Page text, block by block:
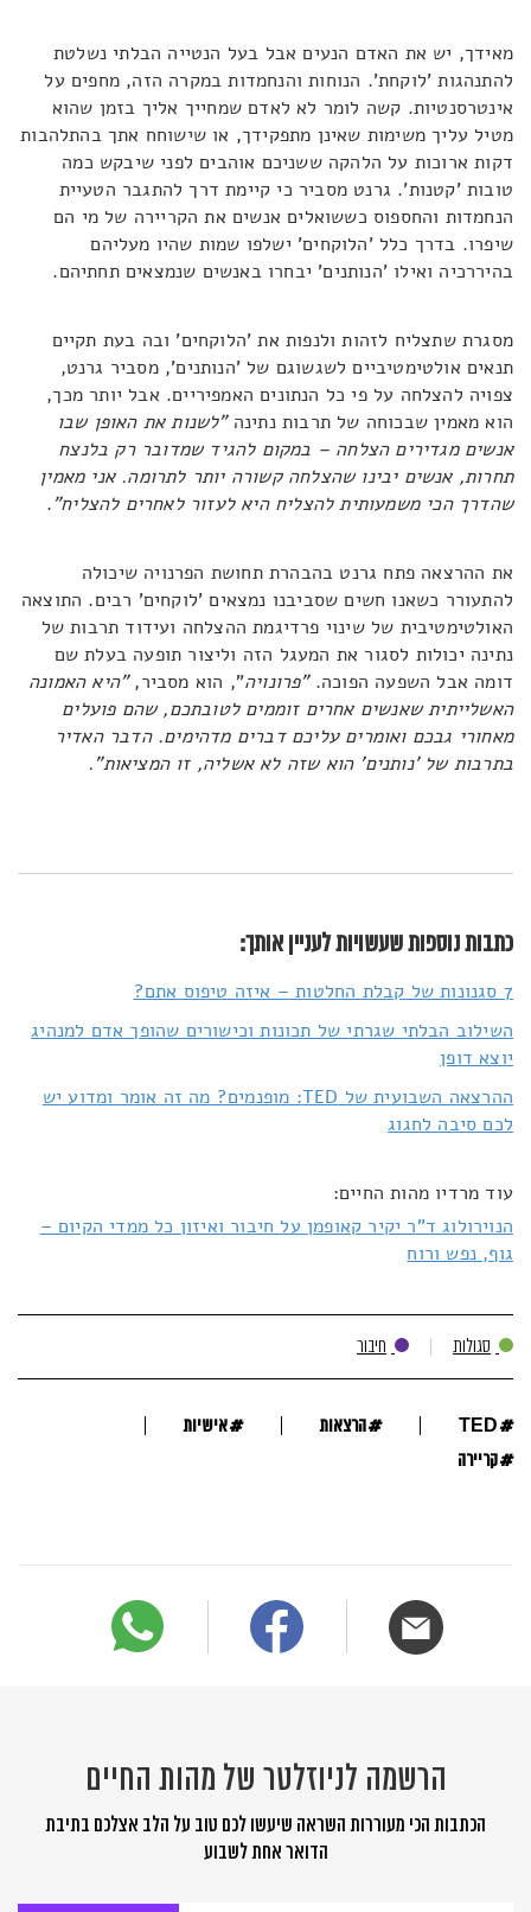
מאידך, יש את האדם הנעים אבל בעל הנטייה הבלתי נשלטת
להתנהגות 'לוקחת'. הנוחות והנחמדות במקרה הזה, מחפים על
אינטרסנטיות. קשה לומר לא לאדם שמחייך אליך בזמן שהוא
מטיל עליך משימות שאינן מתפקידך, או שישוחח אתך בהתלהבות
דקות ארוכות על הלהקה ששניכם אוהבים לפני שיבקש כמה
טובות 'קטנות'. גרנט מסביר כי קיימת דרך להתגבר הטעיית
הנחמדות והחספוס כששואלים אנשים את הקריירה של מי הם
שיפרו. בדרך כלל 'הלוקחים' ישלפו שמות שהיו מעליהם
בהיררכיה ואילו 'הנותנים' יבחרו באנשים שנמצאים תחתיהם.
מסגרת שתצליח לזהות ולנפות את 'הלוקחים' ובה בעת תקיים
תנאים אולטימטיביים לשגשוגם של 'הנותנים', מסביר גרנט,
צפויה להצלחה על פי כל הנתונים האמפיריים. אבל יותר מכך,
הוא מאמין שבכוחה של תרבות נתינה"לשנות את האופן שבו
אנשים מגדירים הצלחה – במקום להגיד שמדובר רק בלנצח
תחרות, אנשים יבינו שהצלחה קשורה יותר לתרומה. אני מאמין
שהדרך הכי משמעותית להצליח היא לעזור לאחרים להצליח".
את ההרצאה פתח גרנט בהבהרת תחושת הפרנויה שיכולה
להתעורר כשאנו חשים שסביבנו נמצאים 'לוקחים' רבים. התוצאה
האולטימטיבית של שינוי פרדיגמת ההצלחה ועידוד תרבות של
נתינה יכולות לסגור את המעגל הזה וליצור תופעה בעלת שם
דומה אבל השפעה הפוכה."פרונויה", הוא מסביר,"היא האמונה
האשלייתית שאנשים אחרים זוממים לטובתכם, שהם פועלים
מאחורי גבכם ואומרים עליכם דברים מדהימים. הדבר האדיר
בתרבות של 'נותנים' הוא שזה לא אשליה, זו המציאות".
כתבות נוספות שעשויות לעניין אותך:
7 סגנונות של קבלת החלטות – איזה טיפוס אתם?
השילוב הבלתי שגרתי של תכונות וכישורים שהופך אדם למנהיג
יוצא דופן
ההרצאה השבועית של TED: מופנמים? מה זה אומר ומדוע יש
לכם סיבה לחגוג
עוד מרדיו מהות החיים:
הנוירולוג ד"ר יקיר קאופמן על חיבור ואיזון כל ממדי הקיום –
גוף, נפש ורוח
סגולות חיבור
#
TED
#הרצאות #אישיות
#קריירה
הרשמה לניוזלטר של מהות החיים
הכתבות הכי מעוררות השראה שיעשו לכם טוב על הלב אצלכם בתיבת
הדואר אחת לשבוע